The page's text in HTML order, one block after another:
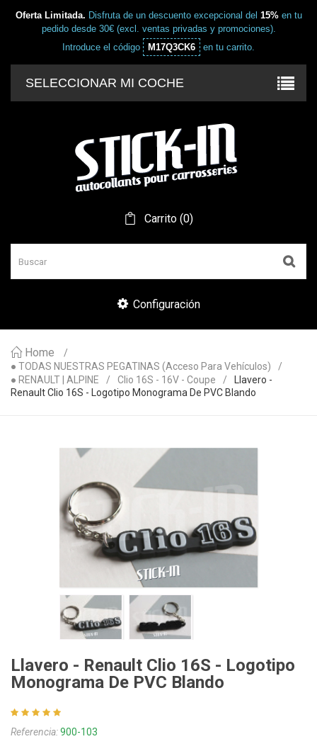
Oferta Limitada. Disfruta de un descuento excepcional del 15%en tu
pedido desde 30€ (excl. ventas privadas y promociones).
Introduce el código
M17Q3CK6 en tu carrito.
SELECCIONAR MI COCHE
Carrito (0)
Configuración
Home
● TODAS NUESTRAS PEGATINAS (acceso Para Vehículos)
● RENAULT | ALPINE
Clio 16S - 16V - Coupe
Llavero -
Renault Clio 16S - Logotipo Monograma De PVC Blando
Llavero - Renault Clio 16S - Logotipo
Monograma De PVC Blando
Referencia:900-103